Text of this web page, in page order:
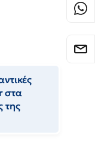
στα
της